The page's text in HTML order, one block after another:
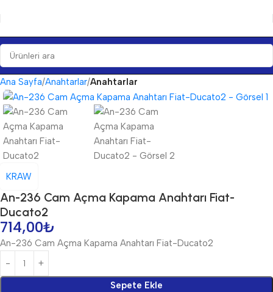
Ana Sayfa Anahtarlar Anahtarlar
KRAW
An-236 Cam Açma Kapama Anahtarı Fiat-
Ducato2
714,00₺
An-236 Cam Açma Kapama Anahtarı Fiat-Ducato2
Sepete Ekle